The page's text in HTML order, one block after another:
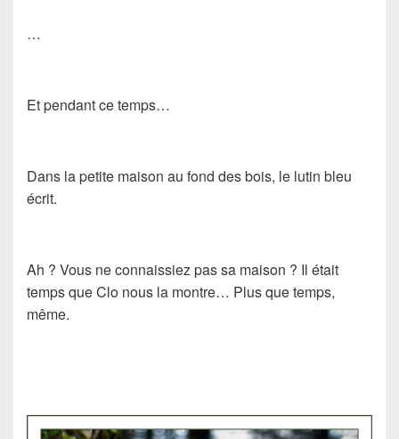
…
Et pendant ce temps…
Dans la petite maison au fond des bois, le lutin bleu
écrit.
Ah ? Vous ne connaissiez pas sa maison ? Il était
temps que Clo nous la montre… Plus que temps,
même.